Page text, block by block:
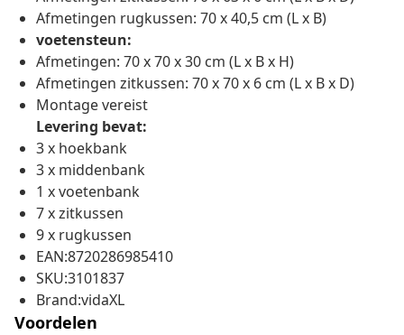
Afmetingen rugkussen: 70 x 40,5 cm (L x B)
voetensteun:
Afmetingen: 70 x 70 x 30 cm (L x B x H)
Afmetingen zitkussen: 70 x 70 x 6 cm (L x B x D)
Montage vereist
Levering bevat:
3 x hoekbank
3 x middenbank
1 x voetenbank
7 x zitkussen
9 x rugkussen
EAN:8720286985410
SKU:3101837
Brand:vidaXL
Voordelen